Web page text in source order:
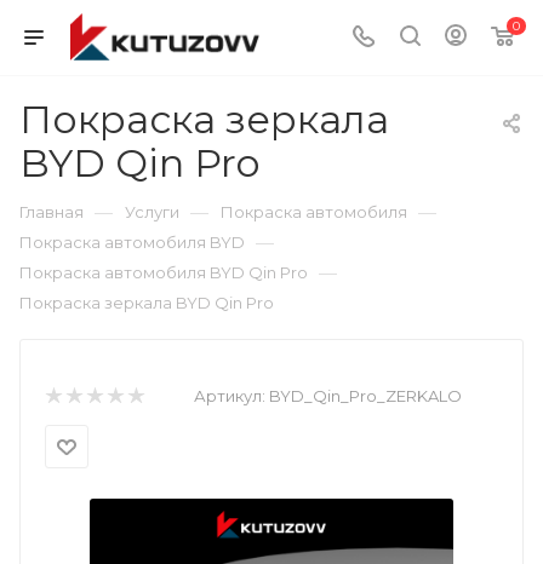
0
Покраска зеркала
BYD Qin Pro
Главная — Услуги — Покраска автомобиля —
Покраска автомобиля BYD —
Покраска автомобиля BYD Qin Pro —
Покраска зеркала BYD Qin Pro
Артикул: BYD_Qin_Pro_ZERKALO